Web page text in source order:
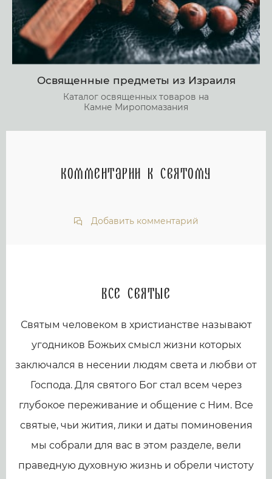
Освященные предметы из Израиля
Каталог освященных товаров на
Камне Миропомазания
Комментарии к святому
Добавить комментарий
Все святые
Святым человеком в христианстве называют
угодников Божьих смысл жизни которых
заключался в несении людям света и любви от
Господа. Для святого Бог стал всем через
глубокое переживание и общение с Ним. Все
святые, чьи жития, лики и даты поминовения
мы собрали для вас в этом разделе, вели
праведную духовную жизнь и обрели чистоту